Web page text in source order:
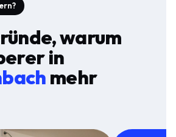
warum
in
mehr